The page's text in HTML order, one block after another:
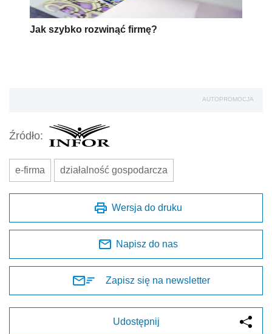
Jak szybko rozwinąć firmę?
AUTOPROMOCJA
Źródło:
e-firma działalność gospodarcza
Wersja do druku
Napisz do nas
Zapisz się na newsletter
Udostępnij